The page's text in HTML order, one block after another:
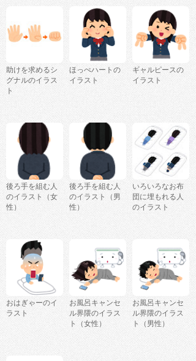
助けを求めるシ
グナルのイラス
ト
ほっぺハートの
イラスト
ギャルピースの
イラスト
後ろ手を組む人
のイラスト（女
性）
後ろ手を組む人
のイラスト（男
性）
いろいろなお布
団に埋もれる人
のイラスト
おはぎゃーのイ
ラスト
お風呂キャンセ
ル界隈のイラス
ト（女性）
お風呂キャンセ
ル界隈のイラス
ト（男性）